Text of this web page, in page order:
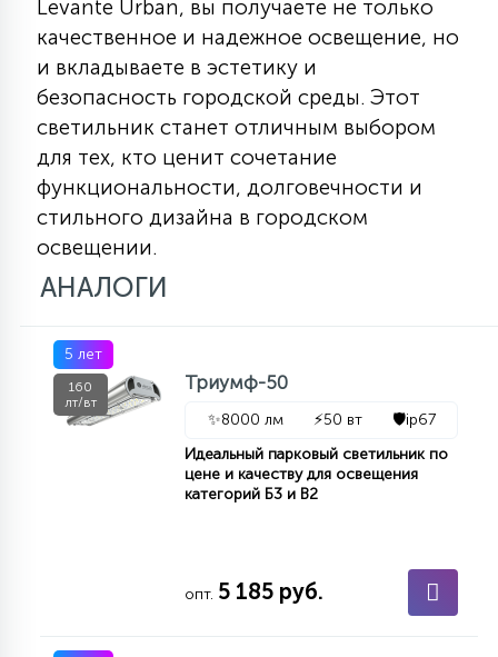
Levante Urban, вы получаете не только
качественное и надежное освещение, но
и вкладываете в эстетику и
безопасность городской среды. Этот
светильник станет отличным выбором
для тех, кто ценит сочетание
функциональности, долговечности и
стильного дизайна в городском
освещении.
АНАЛОГИ
5 лет
160
лт/вт
Триумф-50
✨8000 лм ⚡50 вт 🛡️ip67
Идеальный парковый светильник по
цене и качеству для освещения
категорий Б3 и В2
опт. 5 185 руб.